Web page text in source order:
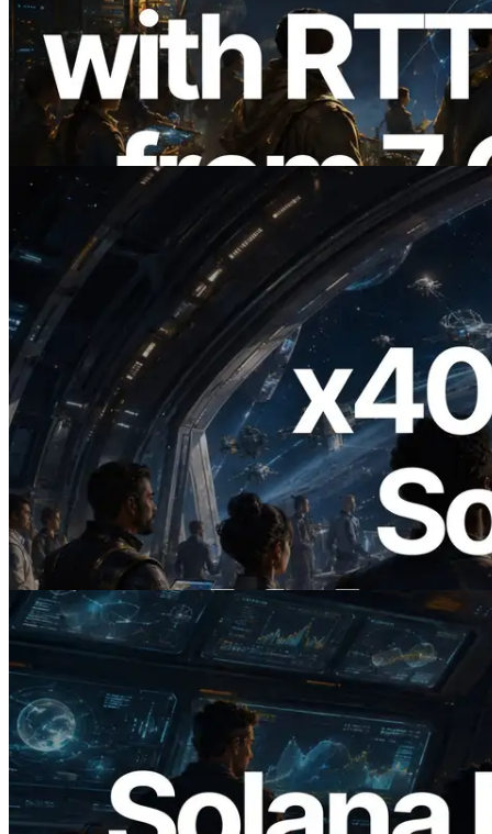
ERPC erweitert Solana Leader Slot API
um Ping-Messung aus 7 globalen
Regionen — Validators Information API
ebenfalls gestartet
Lesen Sie diesen Artikel
2026.07.04
ERPC startet x402-fähige Solana RPC —
Der Beginn einer Ära, in der KI-Agenten
APIs bei Bedarf bezahlen
Lesen Sie diesen Artikel